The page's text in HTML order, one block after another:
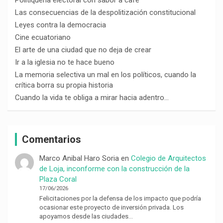
Las consecuencias de la despolitización constitucional
Leyes contra la democracia
Cine ecuatoriano
El arte de una ciudad que no deja de crear
Ir a la iglesia no te hace bueno
La memoria selectiva un mal en los políticos, cuando la
crítica borra su propia historia
Cuando la vida te obliga a mirar hacia adentro…
Comentarios
Marco Anibal Haro Soriaen Colegio de Arquitectos
de Loja, inconforme con la construcción de la
Plaza Coral
17/06/2026
Felicitaciones por la defensa de los impacto que podría
ocasionar este proyecto de inversión privada. Los
apoyamos desde las ciudades…